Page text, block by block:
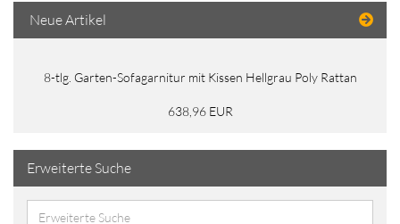
Neue Artikel
8-tlg. Garten-Sofagarnitur mit Kissen Hellgrau Poly Rattan
638,96 EUR
Erweiterte Suche